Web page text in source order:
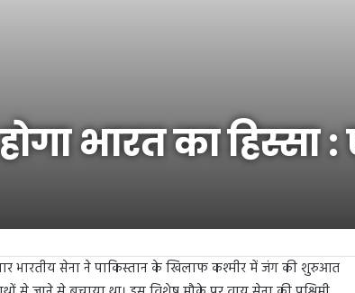
भारत का हिस्सा
भारतीय सेना ने पाकिस्तान के खिलाफ कश्मीर में जंग की शुरुआत